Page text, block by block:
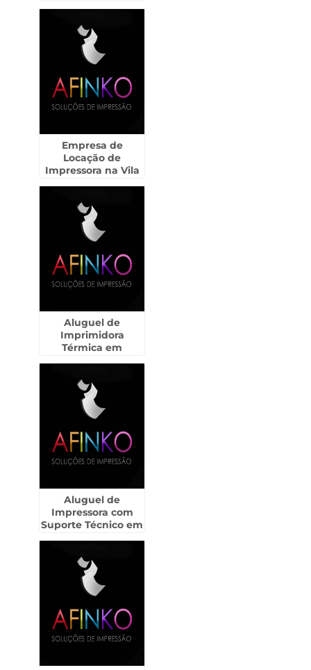
Empresa de
Locação de
Impressora na Vila
Aluguel de
Imprimidora
Térmica em
Aluguel de
Impressora com
Suporte Técnico em